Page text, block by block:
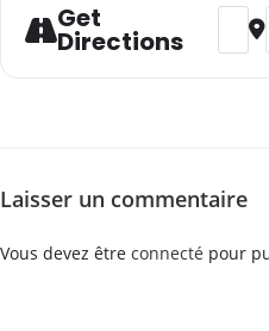
Get
Directions
Laisser un commentaire
Vous devez être connecté pour